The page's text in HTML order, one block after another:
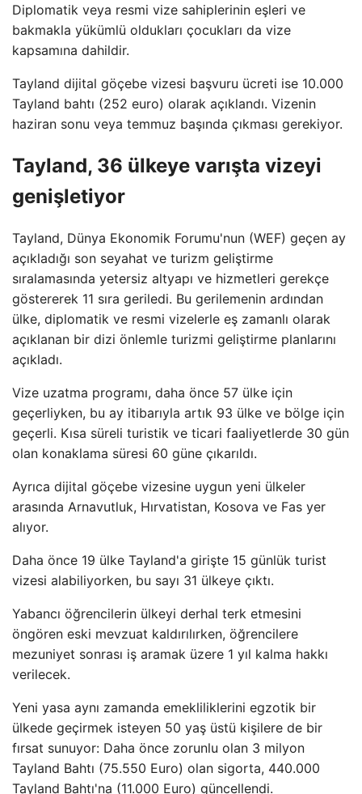
Diplomatik veya resmi vize sahiplerinin eşleri ve
bakmakla yükümlü oldukları çocukları da vize
kapsamına dahildir.
Tayland dijital göçebe vizesi başvuru ücreti ise 10.000
Tayland bahtı (252 euro) olarak açıklandı. Vizenin
haziran sonu veya temmuz başında çıkması gerekiyor.
Tayland, 36 ülkeye varışta vizeyi
genişletiyor
Tayland, Dünya Ekonomik Forumu'nun (WEF) geçen ay
açıkladığı son seyahat ve turizm geliştirme
sıralamasında yetersiz altyapı ve hizmetleri gerekçe
göstererek 11 sıra geriledi. Bu gerilemenin ardından
ülke, diplomatik ve resmi vizelerle eş zamanlı olarak
açıklanan bir dizi önlemle turizmi geliştirme planlarını
açıkladı.
Vize uzatma programı, daha önce 57 ülke için
geçerliyken, bu ay itibarıyla artık 93 ülke ve bölge için
geçerli. Kısa süreli turistik ve ticari faaliyetlerde 30 gün
olan konaklama süresi 60 güne çıkarıldı.
Ayrıca dijital göçebe vizesine uygun yeni ülkeler
arasında Arnavutluk, Hırvatistan, Kosova ve Fas yer
alıyor.
Daha önce 19 ülke Tayland'a girişte 15 günlük turist
vizesi alabiliyorken, bu sayı 31 ülkeye çıktı.
Yabancı öğrencilerin ülkeyi derhal terk etmesini
öngören eski mevzuat kaldırılırken, öğrencilere
mezuniyet sonrası iş aramak üzere 1 yıl kalma hakkı
verilecek.
Yeni yasa aynı zamanda emekliliklerini egzotik bir
ülkede geçirmek isteyen 50 yaş üstü kişilere de bir
fırsat sunuyor: Daha önce zorunlu olan 3 milyon
Tayland Bahtı (75.550 Euro) olan sigorta, 440.000
Tayland Bahtı'na (11.000 Euro) güncellendi.